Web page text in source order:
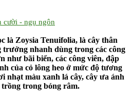
cười - ngụ ngôn
là Zoysia Tenuifolia, là cây thân
trưởng nhanh dùng trong các công
như bãi biển, các công viên, đập
của cỏ lông heo ở mức độ tương
nhạt màu xanh lá cây, cây ưa ánh
trong bóng râm.